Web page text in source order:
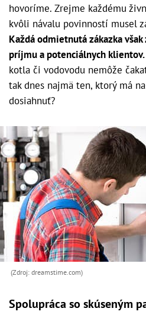
hovoríme. Zrejme každému
kvôli návalu povinností musel
Každá odmietnutá zákazka
príjmu a potenciálnych klientov.
kotla či vodovodu nemôže
tak dnes najmä ten, ktorý má
dosiahnuť?
(Zdroj: dreamstime.com)
Spolupráca so skúseným